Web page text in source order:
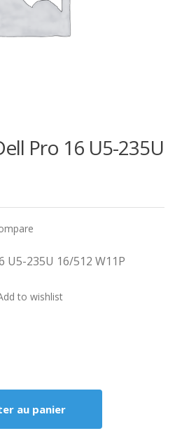
Pro 16 U5-235U
U5-235U 16/512 W11P
to wishlist
au panier